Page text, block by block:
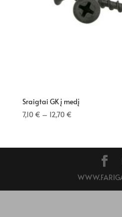
Sraigtai GK į medį
7,10 € – 12,70 €